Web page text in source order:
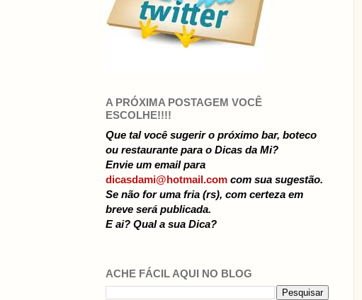
A PRÓXIMA POSTAGEM VOCÊ
ESCOLHE!!!!
Que tal você sugerir o próximo bar, boteco
ou restaurante para o Dicas da Mi?
Envie um email para
dicasdami@hotmail.com com sua sugestão.
Se não for uma fria (rs), com certeza em
breve será publicada.
E ai? Qual a sua Dica?
ACHE FÁCIL AQUI NO BLOG